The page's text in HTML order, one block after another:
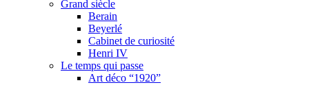
Grand siècle
Berain
Beyerlé
Cabinet de curiosité
Henri IV
Le temps qui passe
Art déco “1920”